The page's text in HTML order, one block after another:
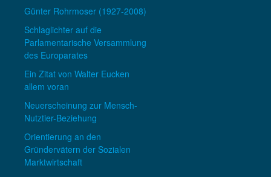
Günter Rohrmoser (1927-2008)
Schlaglichter auf die
Parlamentarische Versammlung
des Europarates
Ein Zitat von Walter Eucken
allem voran
Neuerscheinung zur Mensch-
Nutztier-Beziehung
Orientierung an den
Gründervätern der Sozialen
Marktwirtschaft